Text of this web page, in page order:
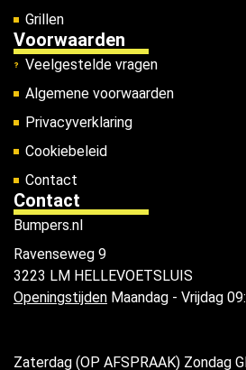
Grillen
Voorwaarden
Veelgestelde vragen
Algemene voorwaarden
Privacyverklaring
Cookiebeleid
Contact
Contact
Bumpers.nl
Ravenseweg 9
3223 LM HELLEVOETSLUIS
Openingstijden Maandag - Vrijdag
Zaterdag (OP AFSPRAAK) Zondag